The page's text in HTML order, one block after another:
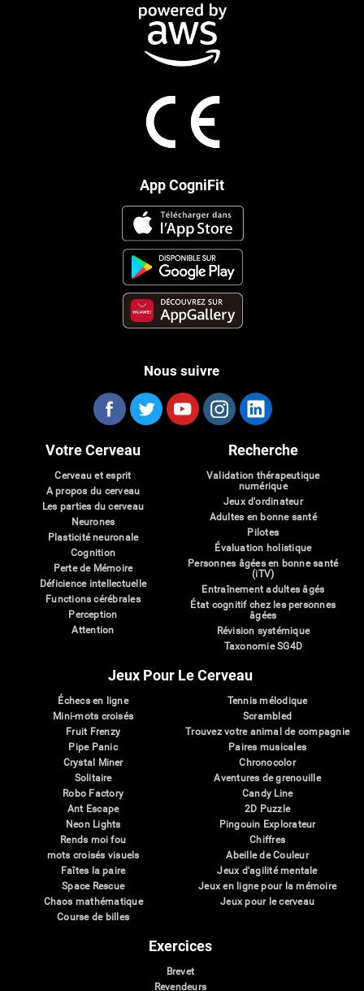
App CogniFit
Nous suivre
Votre Cerveau
Cerveau et esprit
A propos du cerveau
Les parties du cerveau
Neurones
Plasticité neuronale
Cognition
Perte de Mémoire
Déficience intellectuelle
Functions cérébrales
Perception
Attention
Recherche
Validation thérapeutique
numérique
Jeux d'ordinateur
Adultes en bonne santé
Pilotes
Évaluation holistique
Personnes âgées en bonne santé
(iTV)
Entraînement adultes âgés
État cognitif chez les personnes
âgées
Révision systémique
Taxonomie SG4D
Jeux Pour Le Cerveau
Échecs en ligne
Mini-mots croisés
Fruit Frenzy
Pipe Panic
Crystal Miner
Solitaire
Robo Factory
Ant Escape
Neon Lights
Rends moi fou
mots croisés visuels
Faîtes la paire
Space Rescue
Chaos mathématique
Course de billes
Tennis mélodique
Scrambled
Trouvez votre animal de compagnie
Paires musicales
Chronocolor
Aventures de grenouille
Candy Line
2D Puzzle
Pingouin Explorateur
Chiffres
Abeille de Couleur
Jeux d'agilité mentale
Jeux en ligne pour la mémoire
Jeux pour le cerveau
Exercices
Brevet
Revendeurs